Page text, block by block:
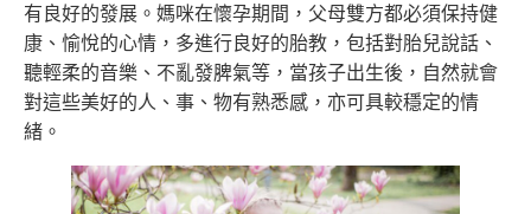
有良好的發展。媽咪在懷孕期間，父母雙方都必須保持健
康、愉悅的心情，多進行良好的胎教，包括對胎兒說話、
聽輕柔的音樂、不亂發脾氣等，當孩子出生後，自然就會
對這些美好的人、事、物有熟悉感，亦可具較穩定的情
緒。